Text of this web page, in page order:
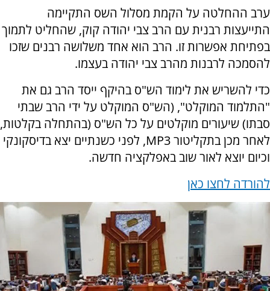
ערב ההחלטה על הקמת מסלול השס התקיימה
התייעצות רבנית עם הרב צבי יהודה קוק, שהחליט לתמוך
בפתיחת אפשרות זו. הרב הוא אחד משלושה רבנים שזכו
להסמכה לרבנות מהרב צבי יהודה בעצמו.
כדי להשריש את לימוד הש"ס בהיקף ייסד הרב גם את
"התלמוד המוקלט", (הש"ס המוקלט על ידי הרב שבתי
סבתו) שיעורים מוקלטים על כל הש"ס (בהתחלה בקלטות,
לאחר מכן בתקליטור MP3, לפני כשנתיים יצא בדיסקונקי
וכיום יוצא לאור שוב באפלקציה חדשה.
להורדה לחצו כאן